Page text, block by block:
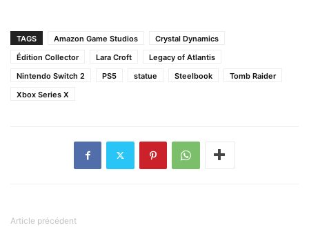
TAGS Amazon Game Studios
Crystal Dynamics
Édition Collector
Lara Croft
Legacy of Atlantis
Nintendo Switch 2
PS5 statue Steelbook
Tomb Raider
Xbox Series X
Article précédent